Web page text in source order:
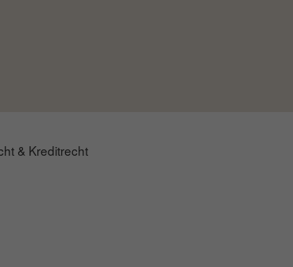
& Kreditrecht